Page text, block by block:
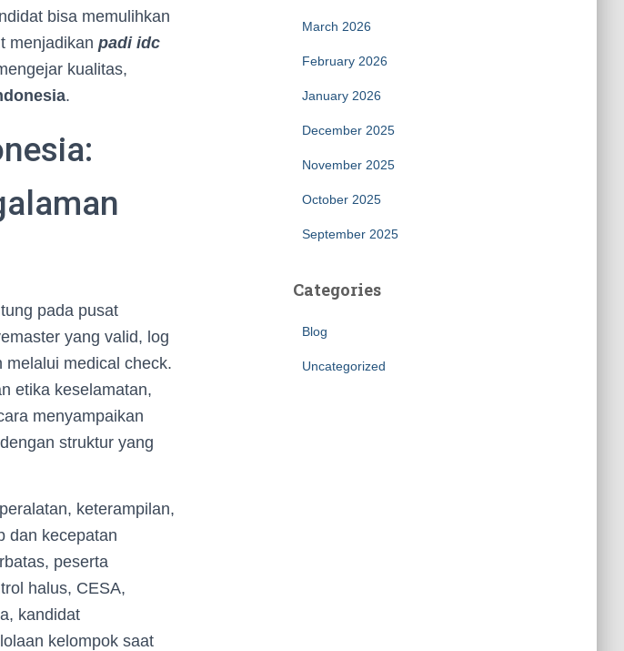
bisa memulihkan
menjadikan padi idc
kualitas,
.
pada pusat
yang valid, log
medical check.
etika keselamatan,
menyampaikan
struktur yang
keterampilan,
dan kecepatan
peserta
halus, CESA,
kandidat
kelompok saat
March 2026
February 2026
January 2026
December 2025
November 2025
October 2025
September 2025
Categories
Blog
Uncategorized